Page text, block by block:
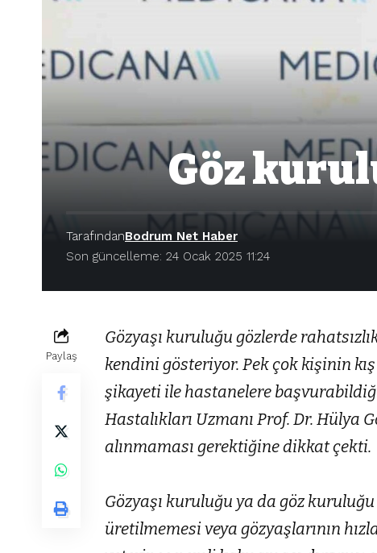
Göz
Son güncelleme: 24 Ocak 2025 11:24
TarafındanBodrum Net Haber
Paylaş
Gözyaşı kuruluğu gözlerde
kendini gösteriyor. Pek çok kişinin
şikayeti ile hastanelere
Hastalıkları Uzmanı Prof. Dr. Hülya
alınmaması gerektiğine dikkat çekti.
Gözyaşı kuruluğu ya da göz
üretilmemesi veya gözyaşlarının